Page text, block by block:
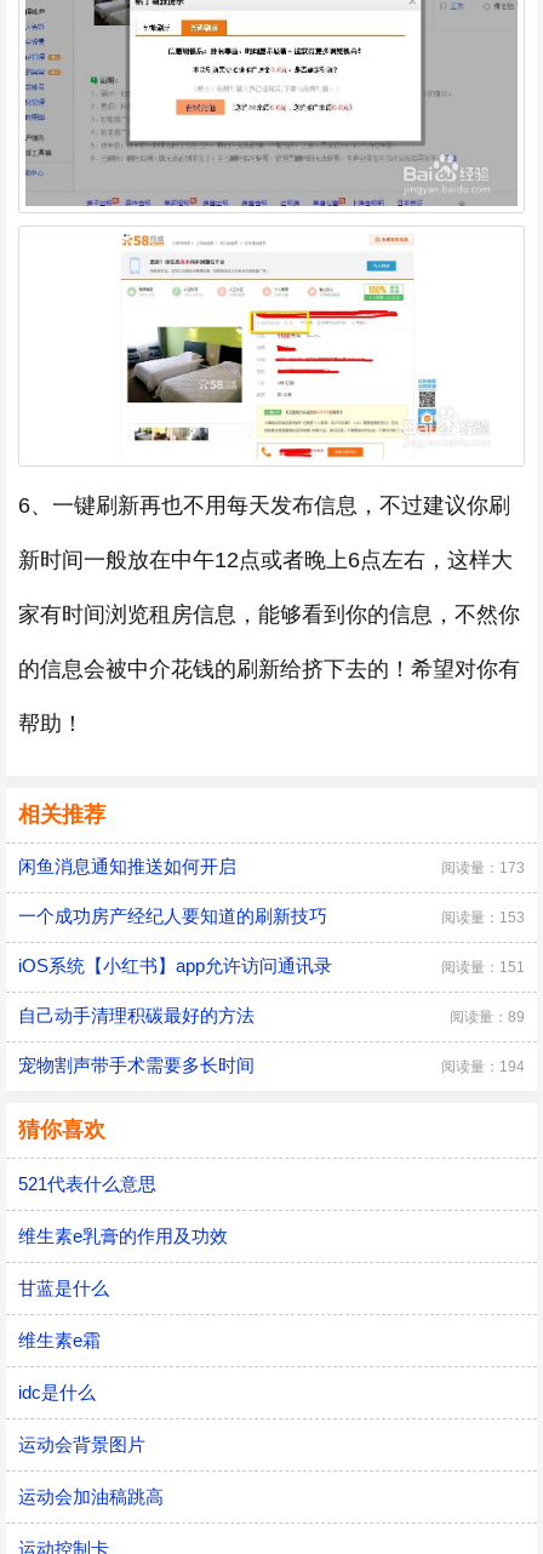
6、一键刷新再也不用每天发布信息，不过建议你刷
新时间一般放在中午12点或者晚上6点左右，这样大
家有时间浏览租房信息，能够看到你的信息，不然你
的信息会被中介花钱的刷新给挤下去的！希望对你有
帮助！
相关推荐
闲鱼消息通知推送如何开启 阅读量：173
一个成功房产经纪人要知道的刷新技巧 阅读量：153
iOS系统【小红书】app允许访问通讯录 阅读量：151
自己动手清理积碳最好的方法 阅读量：89
宠物割声带手术需要多长时间 阅读量：194
猜你喜欢
521代表什么意思
维生素e乳膏的作用及功效
甘蓝是什么
维生素e霜
idc是什么
运动会背景图片
运动会加油稿跳高
运动控制卡